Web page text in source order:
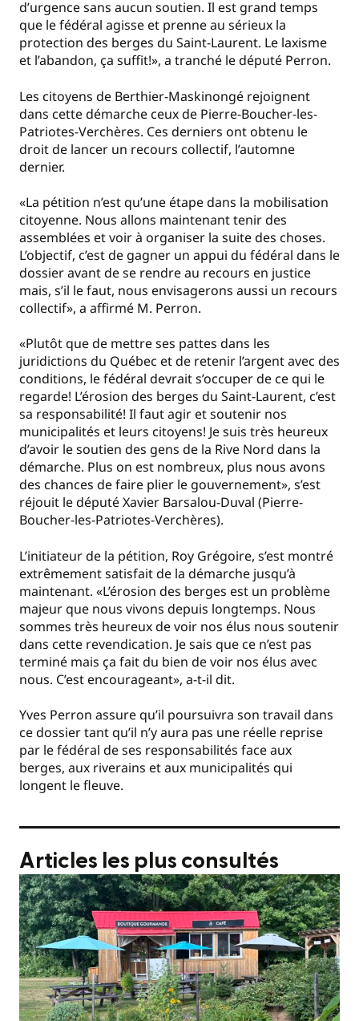
d’urgence sans aucun soutien. Il est grand temps
que le fédéral agisse et prenne au sérieux la
protection des berges du Saint-Laurent. Le laxisme
et l’abandon, ça suffit!», a tranché le député Perron.
Les citoyens de Berthier-Maskinongé rejoignent
dans cette démarche ceux de Pierre-Boucher-les-
Patriotes-Verchères. Ces derniers ont obtenu le
droit de lancer un recours collectif, l’automne
dernier.
«La pétition n’est qu’une étape dans la mobilisation
citoyenne. Nous allons maintenant tenir des
assemblées et voir à organiser la suite des choses.
L’objectif, c’est de gagner un appui du fédéral dans le
dossier avant de se rendre au recours en justice
mais, s’il le faut, nous envisagerons aussi un recours
collectif», a affirmé M. Perron.
«Plutôt que de mettre ses pattes dans les
juridictions du Québec et de retenir l’argent avec des
conditions, le fédéral devrait s’occuper de ce qui le
regarde! L’érosion des berges du Saint-Laurent, c’est
sa responsabilité! Il faut agir et soutenir nos
municipalités et leurs citoyens! Je suis très heureux
d’avoir le soutien des gens de la Rive Nord dans la
démarche. Plus on est nombreux, plus nous avons
des chances de faire plier le gouvernement», s’est
réjouit le député Xavier Barsalou-Duval (Pierre-
Boucher-les-Patriotes-Verchères).
L’initiateur de la pétition, Roy Grégoire, s’est montré
extrêmement satisfait de la démarche jusqu’à
maintenant. «L’érosion des berges est un problème
majeur que nous vivons depuis longtemps. Nous
sommes très heureux de voir nos élus nous soutenir
dans cette revendication. Je sais que ce n’est pas
terminé mais ça fait du bien de voir nos élus avec
nous. C’est encourageant», a-t-il dit.
Yves Perron assure qu’il poursuivra son travail dans
ce dossier tant qu’il n’y aura pas une réelle reprise
par le fédéral de ses responsabilités face aux
berges, aux riverains et aux municipalités qui
longent le fleuve.
Articles les plus consultés